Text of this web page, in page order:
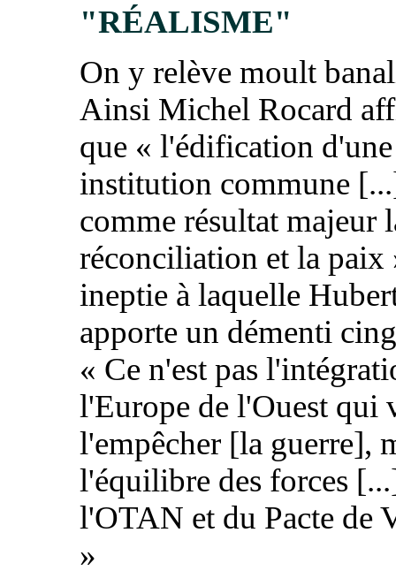
"RÉALISME"
On y relève moult
Ainsi Michel Rocard
que « l'édification d'une
institution commune
comme résultat majeur
réconciliation et la paix
ineptie à laquelle
apporte un démenti
« Ce n'est pas
l'Europe de l'Ouest qui
l'empêcher [la guerre],
l'équilibre des forces
l'OTAN et du Pacte de
»